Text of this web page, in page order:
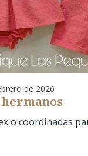
de 2026
o coordinadas